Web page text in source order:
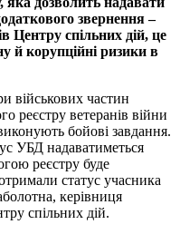
звернення –
Центру спільних дій, це
й корупційні ризики в
військових частин
реєстру ветеранів війни
бойові завдання.
УБД надаватиметься
реєстру буде
статус учасника
керівниця
спільних дій.